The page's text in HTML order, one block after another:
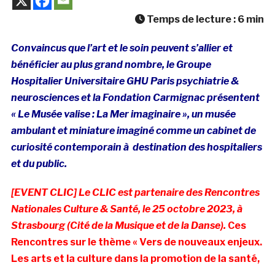
Temps de lecture : 6 min
Convaincus que l’art et le soin peuvent s’allier et
bénéficier au plus grand nombre, le Groupe
Hospitalier Universitaire GHU Paris psychiatrie &
neurosciences et la Fondation Carmignac présentent
« Le Musée valise : La Mer imaginaire », un musée
ambulant et miniature imaginé comme un cabinet de
curiosité contemporain à destination des hospitaliers
et du public.
[EVENT CLIC] Le CLIC est partenaire des Rencontres
Nationales Culture & Santé, le 25 octobre 2023, à
Strasbourg (Cité de la Musique et de la Danse). Ces
Rencontres sur le thème « Vers de nouveaux enjeux.
Les arts et la culture dans la promotion de la santé,